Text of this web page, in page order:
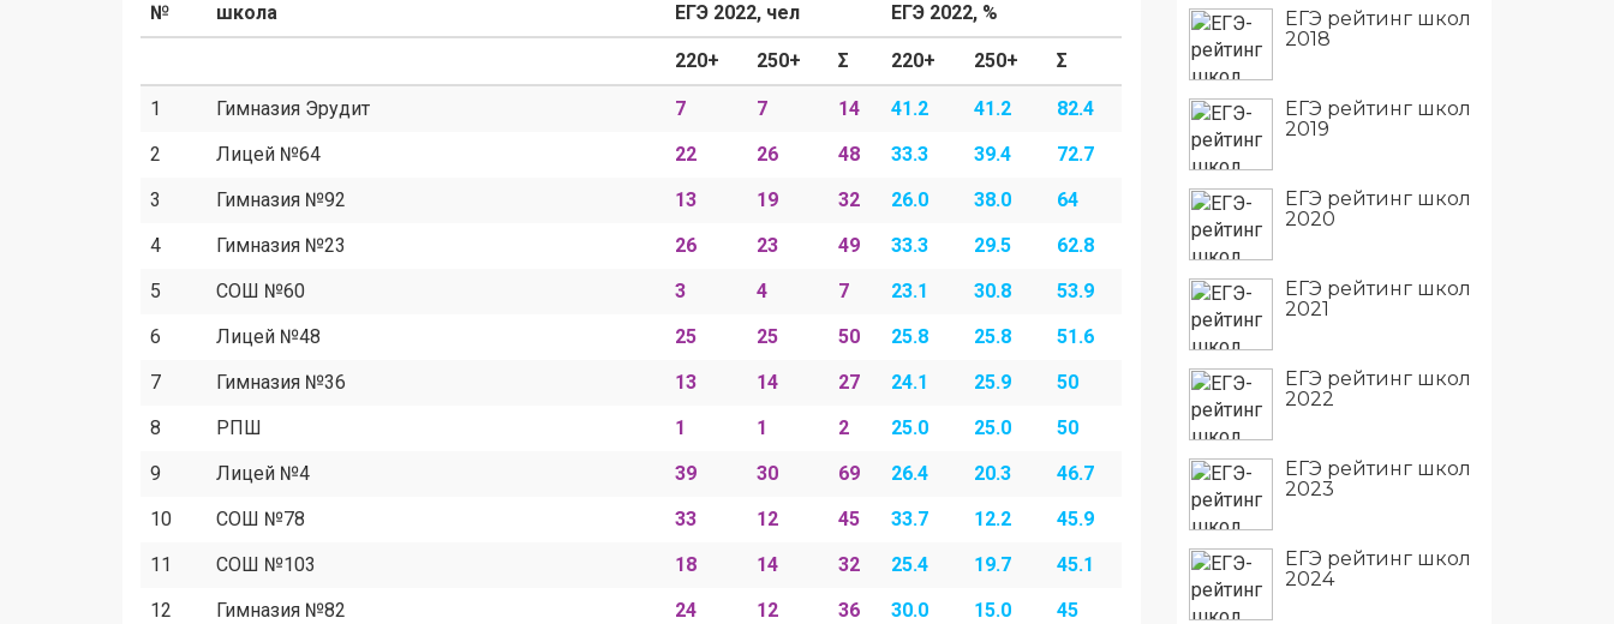
№ школа ЕГЭ 2022, чел ЕГЭ 2022, %
220+ 250+ Σ 220+ 250+ Σ
1 Гимназия Эрудит 7 7 14 41.2 41.2
82.4
2
Лицей №64 22 26 48 33.3 39.4
72.7
3
Гимназия №92 13 19 32 26.0 38.0
64
4
Гимназия №23 26 23 49 33.3 29.5
62.8
5
СОШ №60 3 4 7 23.1 30.8
53.9
6
Лицей №48 25 25 50 25.8 25.8
51.6
7
Гимназия №36 13 14 27 24.1 25.9
50
8
РПШ 1 1 2 25.0 25.0
50
9
Лицей №4 39 30 69 26.4 20.3
46.7
10
СОШ №78 33 12 45 33.7 12.2
45.9
11
СОШ №103 18 14 32 25.4 19.7
45.1
12
Гимназия №82 24 12 36 30.0 15.0
45
ЕГЭ рейтинг школ
2018
ЕГЭ рейтинг школ
2019
ЕГЭ рейтинг школ
2020
ЕГЭ рейтинг школ
2021
ЕГЭ рейтинг школ
2022
ЕГЭ рейтинг школ
2023
ЕГЭ рейтинг школ
2024